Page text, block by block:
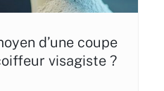
d’une coupe
visagiste ?